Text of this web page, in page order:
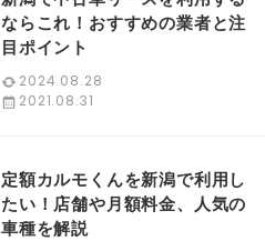
ならこれ！おすすめの業者と注
目ポイント
2024.08.28
2021.08.31
定額カルモくんを新潟で利用し
たい！店舗や月額料金、人気の
車種を解説